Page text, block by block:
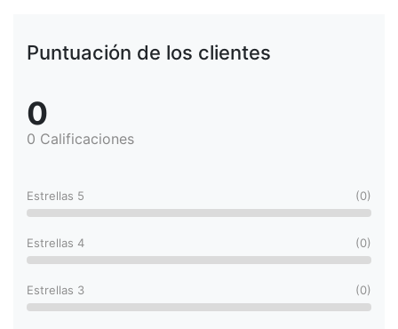
Puntuación de los clientes
0
0 Calificaciones
Estrellas 5 (0)
Estrellas 4 (0)
Estrellas 3 (0)